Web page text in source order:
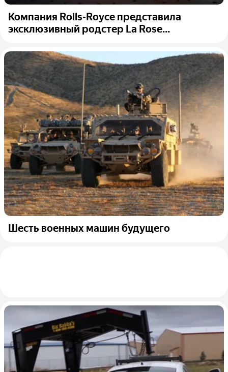
Компания Rolls-Royce представила
эксклюзивный родстер La Rose...
Шесть военных машин будущего